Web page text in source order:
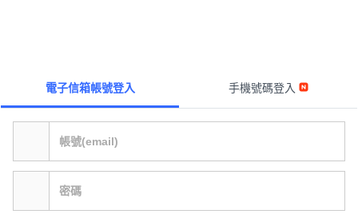
電子信箱帳號登入 手機號碼登入